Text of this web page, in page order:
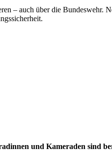
– auch über die Bundeswehr.
und Kameraden sind